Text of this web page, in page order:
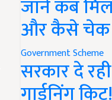
जानें कब
और कैसे चेक
Government Scheme
सरकार दे